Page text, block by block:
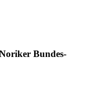
Bundes­